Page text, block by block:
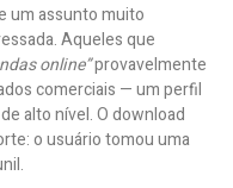
um assunto muito
. Aqueles que
online”provavelmente
comerciais — um perfil
alto nível. O download
: o usuário tomou uma